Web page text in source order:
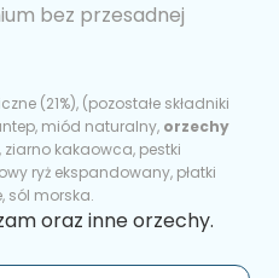
bez przesadnej
(21%), (pozostałe składniki
miód naturalny, orzechy
, ziarno kakaowca, pestki
ryż ekspandowany, płatki
sól morska.
oraz inne orzechy.